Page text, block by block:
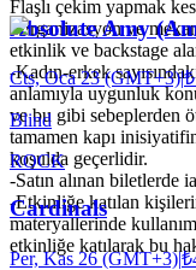
Flaşlı çekim yapmak
-Organizasyon ve
etkinlik ve backstage
-Kadın-erkek
anlamıyla uygunluk
ve bu gibi sebeplerden
tamamen kapı
koşulda geçerlidir.
-Satın alınan biletlerde
-Etkinliğe katılan
materyallerinde
etkinliğe katılarak bu
Absolute Amy
Cts, Oca 23 (GMT+3)|
Blind
ROCK
Cardinals
Per, Kas 26 (GMT+3)|